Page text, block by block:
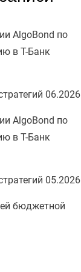
AlgoBond по
в Т-Банк
06.2026
AlgoBond по
в Т-Банк
05.2026
бюджетной